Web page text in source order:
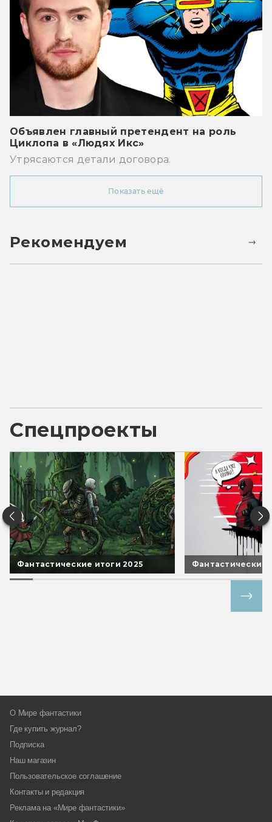
Объявлен главный претендент на роль
Циклопа в «Людях Икс»
Утрясаются детали договора.
Показать ещё
Рекомендуем
Спецпроекты
Фантастические итоги 2025 Фантастические
О Мире фантастики
Где купить журнал?
Подписка
Наш магазин
Пользовательское соглашение
Контакты и редакция
Реклама на «Мире фантастики»